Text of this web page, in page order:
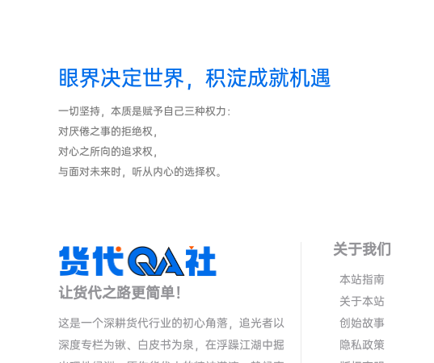
眼界决定世界，积淀成就机遇
一切坚持，本质是赋予自己三种权力：
对厌倦之事的拒绝权，
对心之所向的追求权，
与面对未来时，听从内心的选择权。
让货代之路更简单！
这是一个深耕货代行业的初心角落，追光者以
深度专栏为锹、白皮书为泉，在浮躁江湖中掘
关于我们
本站指南
关于本站
创始故事
隐私政策